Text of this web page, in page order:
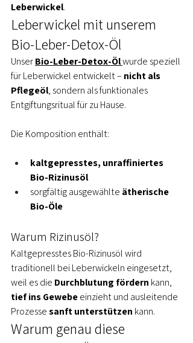
Leberwickel.
Leberwickel mit unserem
Bio-Leber-Detox-Öl
Unser Bio-Leber-Detox-Ölwurde speziell
für Leberwickel entwickelt – nicht als
Pflegeöl, sondern als funktionales
Entgiftungsritual für zu Hause.
Die Komposition enthält:
kaltgepresstes, unraffiniertes
Bio-Rizinusöl
sorgfältig ausgewählte ätherische
Bio-Öle
Warum Rizinusöl?
Kaltgepresstes Bio-Rizinusöl wird
traditionell bei Leberwickeln eingesetzt,
weil es die Durchblutung fördern kann,
tief ins Gewebe einzieht und ausleitende
Prozesse sanft unterstützen kann.
Warum genau diese